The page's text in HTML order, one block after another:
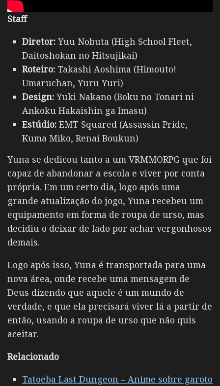
Staff
Diretor: Yuu Nobuta (High School Fleet,
Daitoshokan no Hitsujikai)
Roteiro: Takashi Aoshima (Himouto!
Umaruchan, Yuru Yuri)
Design: Yuki Nakano (Boku no Tonari ni
Ankoku Hakaishin ga Imasu)
Estúdio: EMT Squared (Assassin Pride,
Kuma Miko, Renai Boukun)
Yuna se dedicou tanto a um VRMMORPG que foi
capaz de abandonar a escola e viver por conta
própria. Em um certo dia, logo após uma
grande atualização do jogo, Yuna recebeu um
equipamento em forma de roupa de urso, mas
decidiu o deixar de lado por achar vergonhosos
demais.
Logo após isso, Yuna é transportada para uma
nova área, onde recebe uma mensagem de
Deus dizendo que aquele é um mundo de
verdade, e que ela precisará viver lá a partir de
então, usando a roupa de urso que não quis
aceitar.
Relacionado
Tatoeba Last Dungeon – Anime sobre garoto